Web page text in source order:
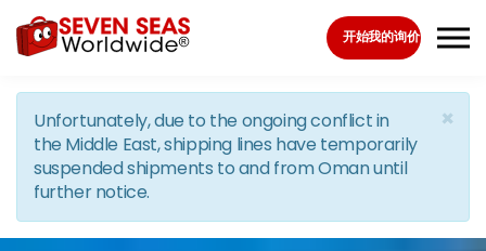
Skip to the content
开始我的询价
×
Unfortunately, due to the ongoing conflict in
the Middle East, shipping lines have temporarily
suspended shipments to and from Oman until
further notice.